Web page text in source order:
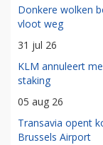
Donkere wolken
vloot weg
31 jul 26
KLM annuleert
staking
05 aug 26
Transavia opent
Brussels Airport